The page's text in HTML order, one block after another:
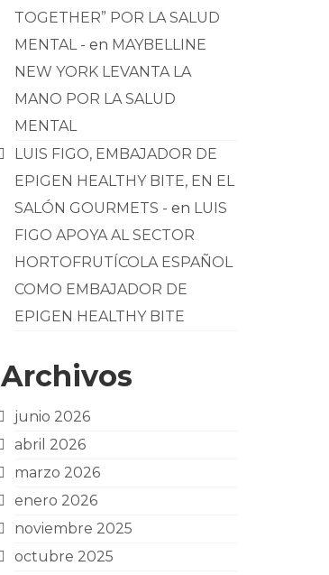
TOGETHER” POR LA SALUD
MENTAL - en MAYBELLINE
NEW YORK LEVANTA LA
MANO POR LA SALUD
MENTAL
LUIS FIGO, EMBAJADOR DE
EPIGEN HEALTHY BITE, EN EL
SALÓN GOURMETS - en LUIS
FIGO APOYA AL SECTOR
HORTOFRUTÍCOLA ESPAÑOL
COMO EMBAJADOR DE
EPIGEN HEALTHY BITE
Archivos
junio 2026
abril 2026
marzo 2026
enero 2026
noviembre 2025
octubre 2025